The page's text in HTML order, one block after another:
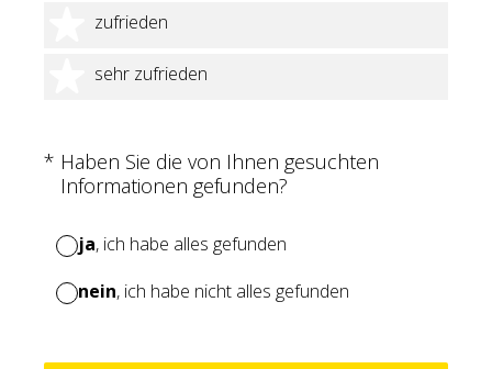
zufrieden
4 Sterne
sehr zufrieden
5 Sterne
* Haben Sie die von Ihnen gesuchten
Informationen gefunden?
(Erforderlich.)
ja, ich habe alles gefunden
nein, ich habe nicht alles gefunden